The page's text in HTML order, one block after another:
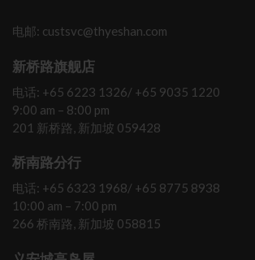
电邮: custsvc@thyeshan.com
新桥路旗舰店
电话: +65 6223 1326/ +65 9035 1220
9:00 am – 8:00 pm
201 新桥路, 新加坡 059428
桥南路分行
电话: +65 6323 1968/ +65 8775 8938
10:00 am – 7:00 pm
266 桥南路, 新加坡 058815